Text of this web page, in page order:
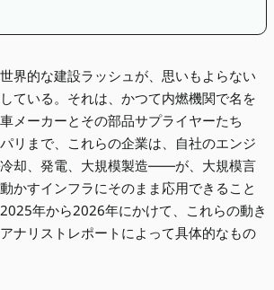
界的な建設ラッシュが、思いもよらない
ている。それは、かつて内燃機関で名を
メーカーとその部品サプライヤーたち
リまで、これらの企業は、自社のエンジ
却、発電、大規模製造――が、大規模言
かすインフラにそのまま応用できること
年から2026年にかけて、これらの動き
ナリストレポートによって具体的なもの